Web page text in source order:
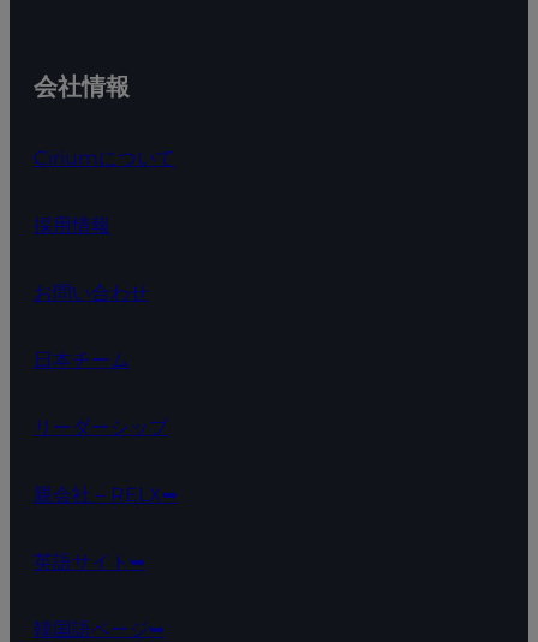
会社情報
Ciriumについて
採用情報
お問い合わせ
日本チーム
リーダーシップ
親会社－RELX➥
英語サイト➥
韓国語ページ➥